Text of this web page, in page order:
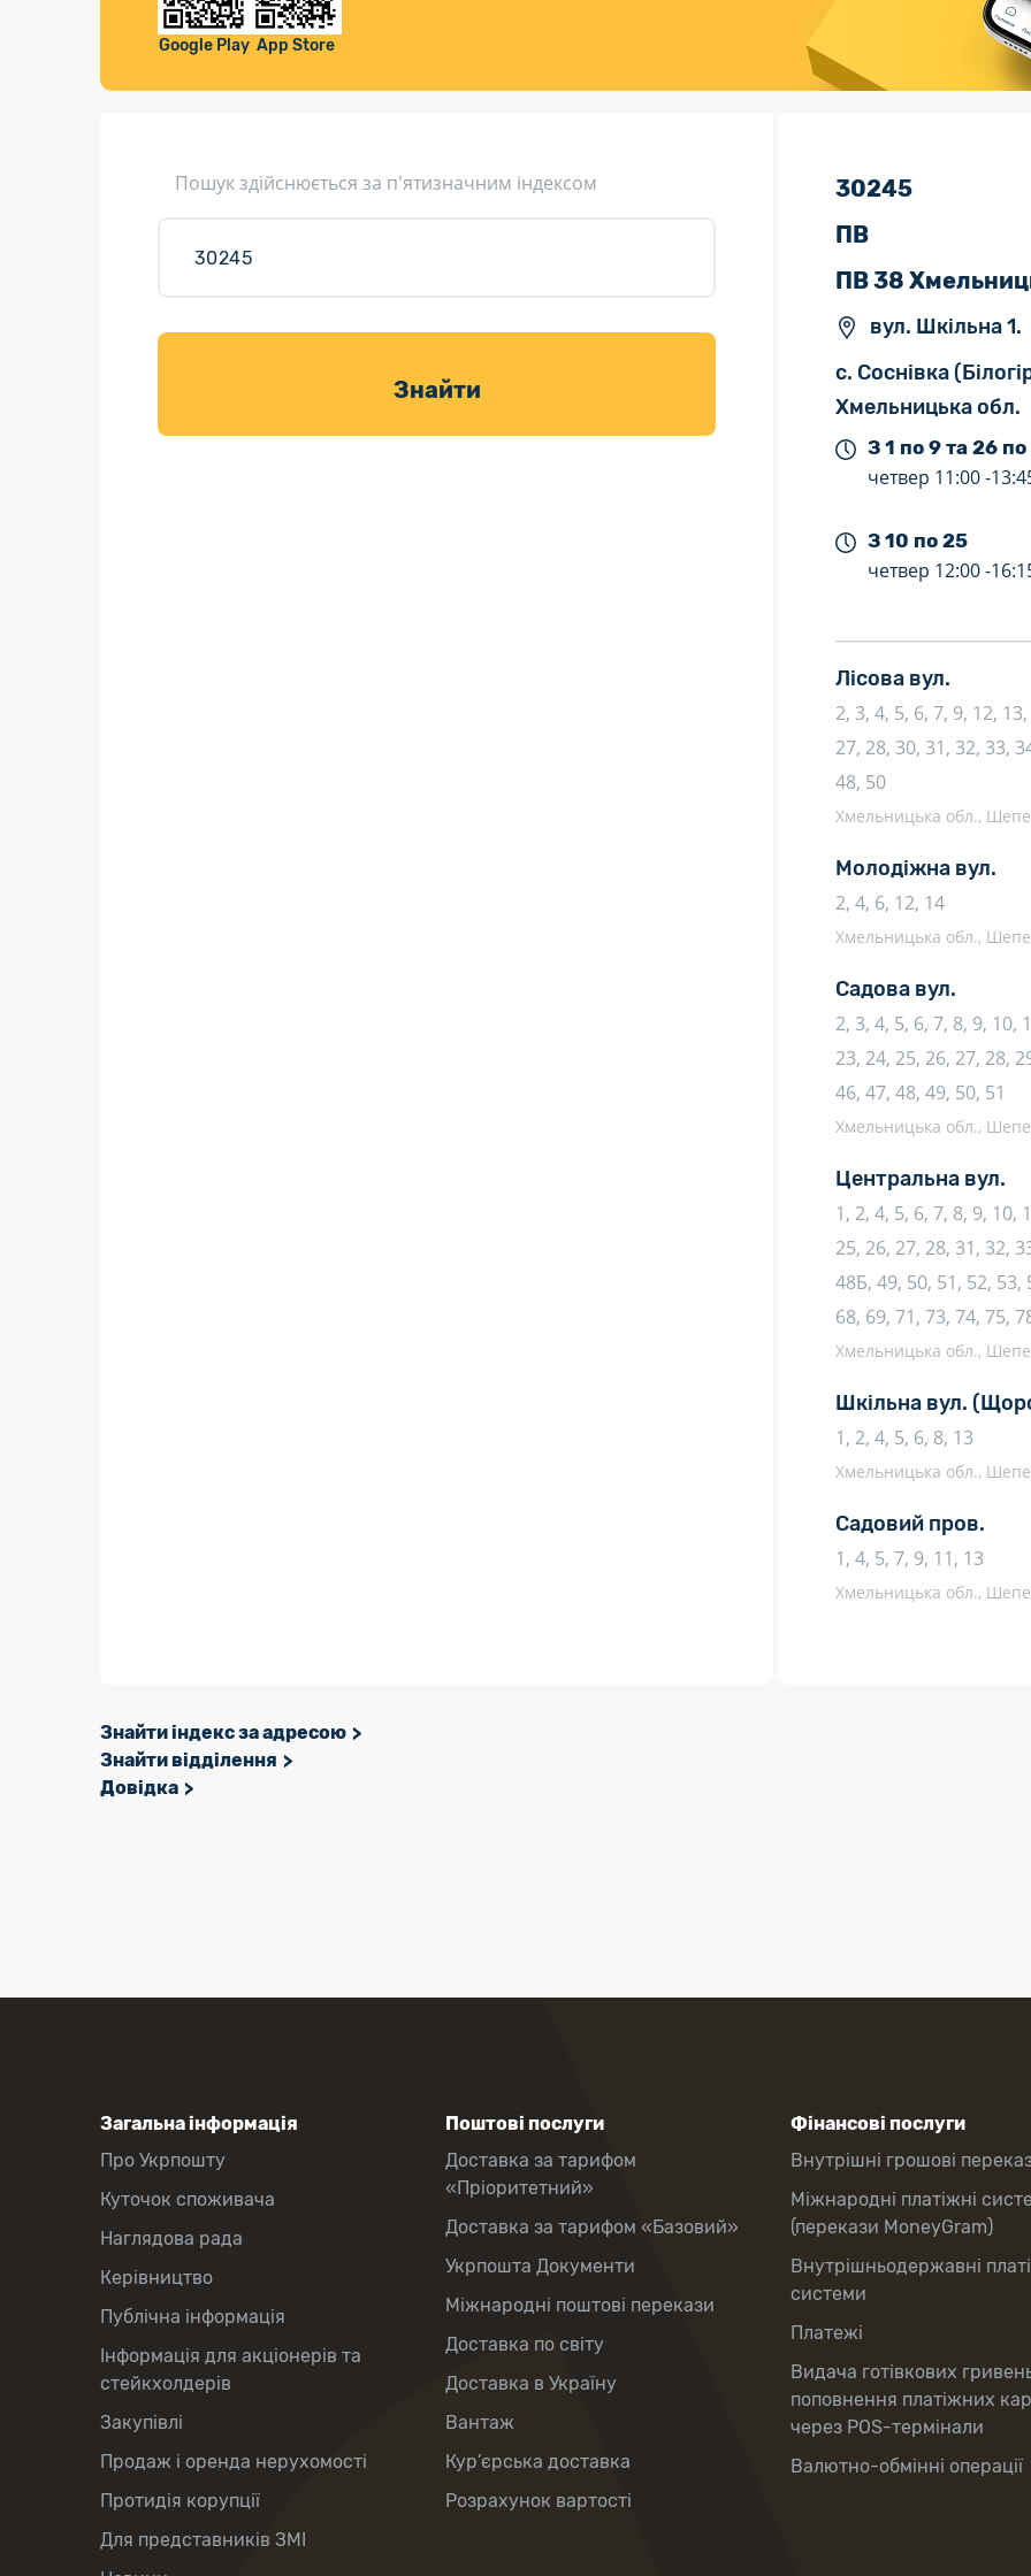
Листи та листівки
Доставка товарів для саду
Валютно-обмінні операції
Google Play App Store
Пошук здійснюється за п'ятизначним індексом
Знайти
30245
ПВ
ПВ 38
вул. Шкільна 1.
с. Соснівка
Хмельницька обл.
З 1 по 9 та 26 по
четвер 11:00 -
З 10 по 25
четвер 12:00 -
Лісова вул.
2, 3, 4, 5, 6, 7, 9, 12,
27, 28, 30, 31, 32, 33,
48, 50
Хмельницька обл.,
Молодіжна вул.
2, 4, 6, 12, 14
Хмельницька обл.,
Садова вул.
2, 3, 4, 5, 6, 7, 8, 9, 10,
23, 24, 25, 26, 27, 28,
46, 47, 48, 49, 50, 51
Хмельницька обл.,
Центральна вул.
1, 2, 4, 5, 6, 7, 8, 9, 10,
25, 26, 27, 28, 31, 32,
48Б, 49, 50, 51, 52, 53,
68, 69, 71, 73, 74, 75,
Хмельницька обл.,
Шкільна вул.
1, 2, 4, 5, 6, 8, 13
Хмельницька обл.,
Садовий пров.
1, 4, 5, 7, 9, 11, 13
Хмельницька обл.,
Знайти індекс за адресою
Знайти відділення
Довідка
Загальна інформація
Про Укрпошту
Куточок споживача
Наглядова рада
Керівництво
Публічна інформація
Інформація для акціонерів та
стейкхолдерів
Закупівлі
Продаж і оренда нерухомості
Протидія корупції
Для представників ЗМІ
Поштові послуги
Доставка за тарифом
«Пріоритетний»
Доставка за тарифом «Базовий»
Укрпошта Документи
Міжнародні поштові перекази
Доставка по світу
Доставка в Україну
Вантаж
Кур’єрська доставка
Розрахунок вартості
Фінансові послуги
Внутрішні грошові
Міжнародні платіжні
(перекази MoneyGram)
Внутрішньодержавні
системи
Платежі
Видача готівкових
поповнення платіжних
через POS-термінали
Валютно-обмінні операції